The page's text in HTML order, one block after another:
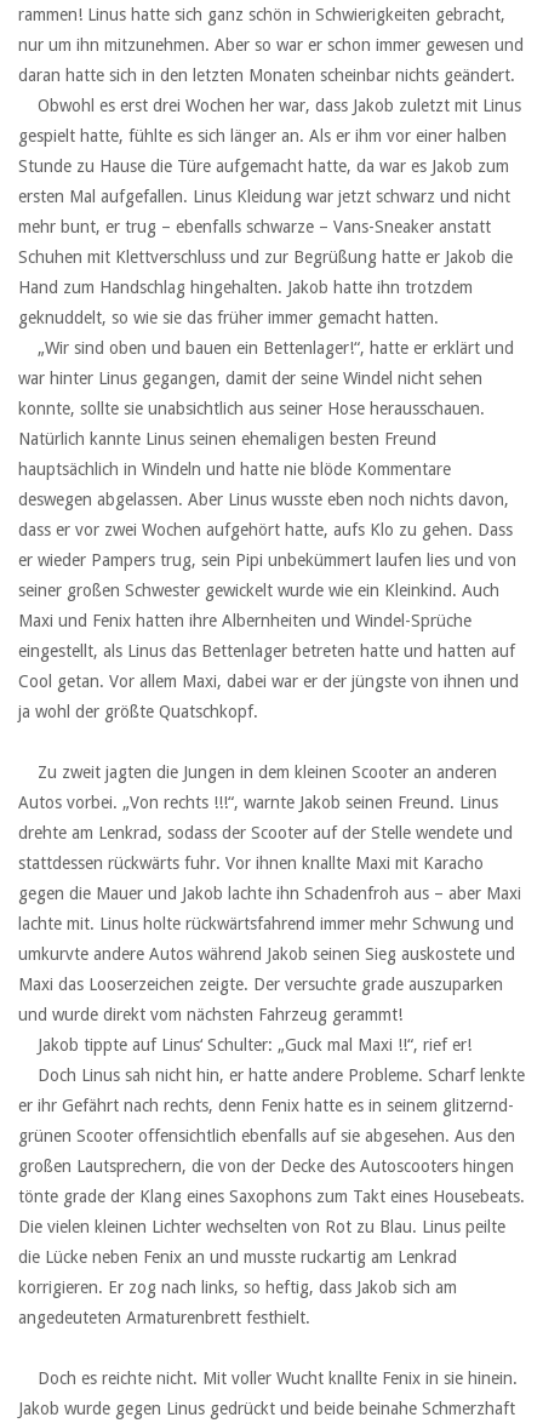
rammen! Linus hatte sich ganz schön in Schwierigkeiten gebracht,
nur um ihn mitzunehmen. Aber so war er schon immer gewesen und
daran hatte sich in den letzten Monaten scheinbar nichts geändert.
gespielt hatte, fühlte es sich länger an. Als er ihm vor einer halben
Stunde zu Hause die Türe aufgemacht hatte, da war es Jakob zum
ersten Mal aufgefallen. Linus Kleidung war jetzt schwarz und nicht
mehr bunt, er trug – ebenfalls schwarze – Vans-Sneaker anstatt
Schuhen mit Klettverschluss und zur Begrüßung hatte er Jakob die
Hand zum Handschlag hingehalten. Jakob hatte ihn trotzdem
geknuddelt, so wie sie das früher immer gemacht hatten.
war hinter Linus gegangen, damit der seine Windel nicht sehen
konnte, sollte sie unabsichtlich aus seiner Hose herausschauen.
Natürlich kannte Linus seinen ehemaligen besten Freund
hauptsächlich in Windeln und hatte nie blöde Kommentare
deswegen abgelassen. Aber Linus wusste eben noch nichts davon,
dass er vor zwei Wochen aufgehört hatte, aufs Klo zu gehen. Dass
er wieder Pampers trug, sein Pipi unbekümmert laufen lies und von
seiner großen Schwester gewickelt wurde wie ein Kleinkind. Auch
Maxi und Fenix hatten ihre Albernheiten und Windel-Sprüche
eingestellt, als Linus das Bettenlager betreten hatte und hatten auf
Cool getan. Vor allem Maxi, dabei war er der jüngste von ihnen und
ja wohl der größte Quatschkopf.
Autos vorbei. „Von rechts !!!“, warnte Jakob seinen Freund. Linus
drehte am Lenkrad, sodass der Scooter auf der Stelle wendete und
stattdessen rückwärts fuhr. Vor ihnen knallte Maxi mit Karacho
gegen die Mauer und Jakob lachte ihn Schadenfroh aus – aber Maxi
lachte mit. Linus holte rückwärtsfahrend immer mehr Schwung und
umkurvte andere Autos während Jakob seinen Sieg auskostete und
Maxi das Looserzeichen zeigte. Der versuchte grade auszuparken
und wurde direkt vom nächsten Fahrzeug gerammt!
‏ ‏ ‏Jakob tippte auf Linus‘ Schulter: „Guck mal Maxi !!“, rief er!
er ihr Gefährt nach rechts, denn Fenix hatte es in seinem glitzernd-
grünen Scooter offensichtlich ebenfalls auf sie abgesehen. Aus den
großen Lautsprechern, die von der Decke des Autoscooters hingen
tönte grade der Klang eines Saxophons zum Takt eines Housebeats.
Die vielen kleinen Lichter wechselten von Rot zu Blau. Linus peilte
die Lücke neben Fenix an und musste ruckartig am Lenkrad
korrigieren. Er zog nach links, so heftig, dass Jakob sich am
angedeuteten Armaturenbrett festhielt.
Jakob wurde gegen Linus gedrückt und beide beinahe Schmerzhaft